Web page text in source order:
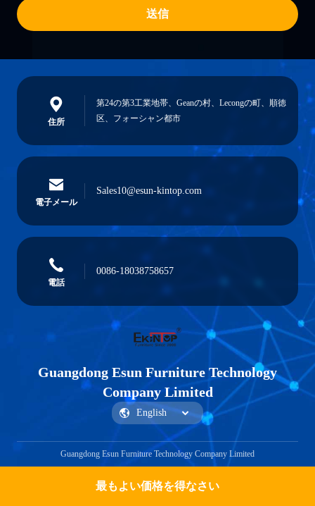
最もよい価格を得なさい
送信
住所
第24の第3工業地帯、Geanの村、Lecongの町、順徳
区、フォーシャン都市
電子メール
Sales10@esun-kintop.com
電話
0086-18038758657
Guangdong Esun Furniture Technology
Company Limited
Guangdong Esun Furniture Technology Company Limited
見積もりを取得